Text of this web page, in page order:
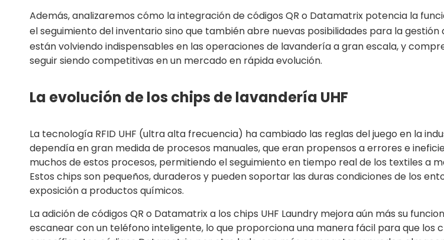
Además, analizaremos cómo la integración de códigos QR o Datamatrix potencia la
el seguimiento del inventario sino que también abre nuevas posibilidades para la
están volviendo indispensables en las operaciones de lavandería a gran escala, y
seguir siendo competitivas en un mercado en rápida evolución.
La evolución de los chips de lavandería UHF
La tecnología RFID UHF (ultra alta frecuencia) ha cambiado las reglas del juego en la
dependía en gran medida de procesos manuales, que eran propensos a errores e
muchos de estos procesos, permitiendo el seguimiento en tiempo real de los textiles a
Estos chips son pequeños, duraderos y pueden soportar las duras condiciones de los
exposición a productos químicos.
La adición de códigos QR o Datamatrix a los chips UHF Laundry mejora aún más su
escanear con un teléfono inteligente, lo que proporciona una manera fácil para que